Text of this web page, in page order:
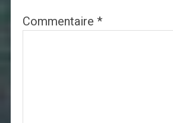
Commentaire *